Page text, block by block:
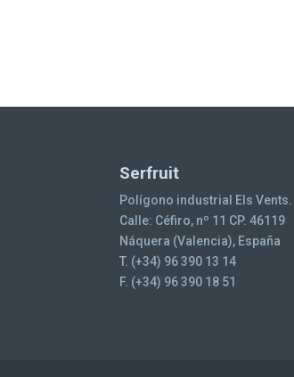
Serfruit
Polígono industrial Els Vents.
Calle: Céfiro, nº 11 CP. 46119
Náquera (Valencia), España
T. (+34) 96 390 13 14
F. (+34) 96 390 18 51